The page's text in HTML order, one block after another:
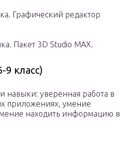
Графический редактор
Пакет 3D Studio MAX.
9 класс)
навыки: уверенная работа в
приложениях, умение
находить информацию в